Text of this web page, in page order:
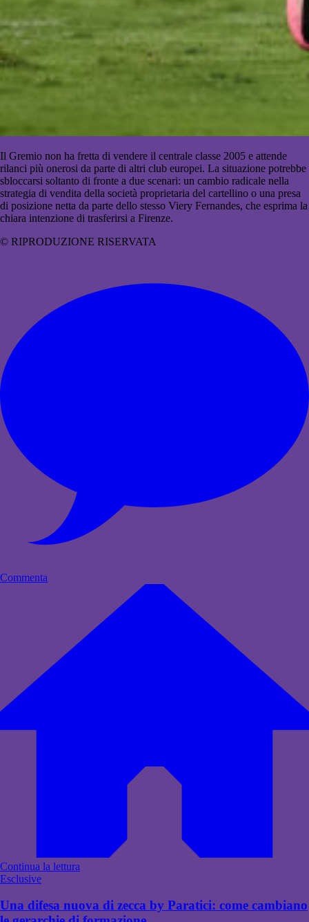
Il Gremio non ha fretta di vendere il centrale classe 2005 e attende
rilanci più onerosi da parte di altri club europei. La situazione potrebbe
sbloccarsi soltanto di fronte a due scenari: un cambio radicale nella
strategia di vendita della società proprietaria del cartellino o una presa
di posizione netta da parte dello stesso Viery Fernandes, che esprima la
chiara intenzione di trasferirsi a Firenze.
© RIPRODUZIONE RISERVATA
Commenta
Continua la lettura
Esclusive
Una difesa nuova di zecca by Paratici: come cambiano